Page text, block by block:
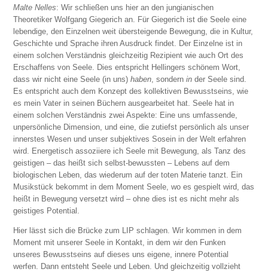
Malte Nelles: Wir schließen uns hier an den jungianischen
Theoretiker Wolfgang Giegerich an. Für Giegerich ist die Seele eine
lebendige, den Einzelnen weit übersteigende Bewegung, die in Kultur,
Geschichte und Sprache ihren Ausdruck findet. Der Einzelne ist in
einem solchen Verständnis gleichzeitig Rezipient wie auch Ort des
Erschaffens von Seele. Dies entspricht Hellingers schönem Wort,
dass wir nicht eine Seele (in uns)haben, sondernin der Seele sind.
Es entspricht auch dem Konzept des kollektiven Bewusstseins, wie
es mein Vater in seinen Büchern ausgearbeitet hat. Seele hat in
einem solchen Verständnis zwei Aspekte: Eine uns umfassende,
unpersönliche Dimension, und eine, die zutiefst persönlich als unser
innerstes Wesen und unser subjektives Sosein in der Welt erfahren
wird. Energetisch assoziiere ich Seele mit Bewegung, als Tanz des
geistigen – das heißt sich selbst-bewussten – Lebens auf dem
biologischen Leben, das wiederum auf der toten Materie tanzt. Ein
Musikstück bekommt in dem Moment Seele, wo es gespielt wird, das
heißt in Bewegung versetzt wird – ohne dies ist es nicht mehr als
geistiges Potential.
Hier lässt sich die Brücke zum LIP schlagen. Wir kommen in dem
Moment mit unserer Seele in Kontakt, in dem wir den Funken
unseres Bewusstseins auf dieses uns eigene, innere Potential
werfen. Dann entsteht Seele und Leben. Und gleichzeitig vollzieht